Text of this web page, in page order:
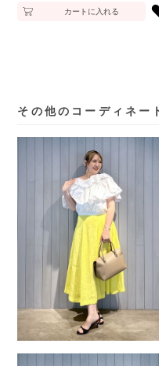
カートに入れる
その他のコーディネー